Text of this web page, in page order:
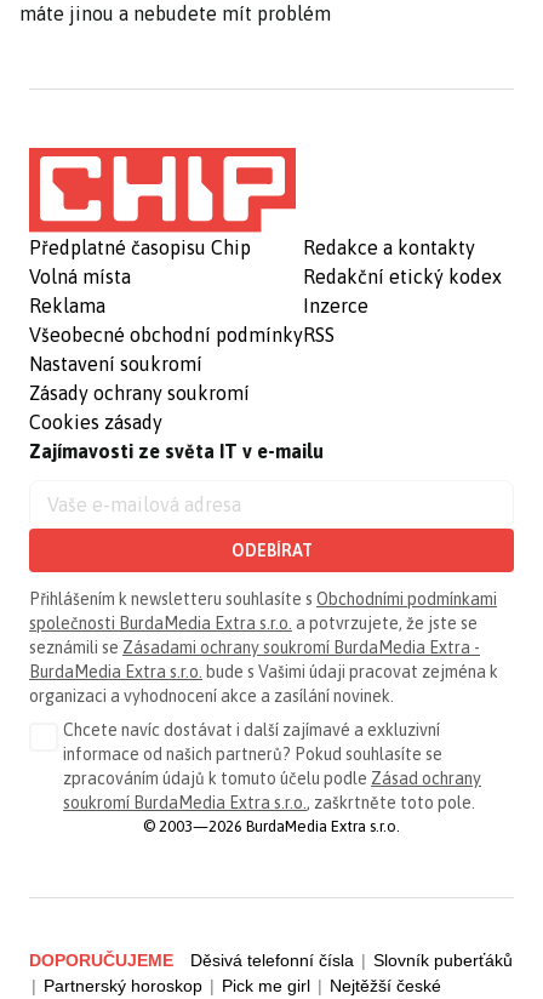
máte jinou a nebudete mít problém
Předplatné časopisu Chip
Volná místa
Reklama
Všeobecné obchodní podmínky
Nastavení soukromí
Zásady ochrany soukromí
Cookies zásady
Redakce a kontakty
Redakční etický kodex
Inzerce
RSS
Zajímavosti ze světa IT v e-mailu
ODEBÍRAT
Přihlášením k newsletteru souhlasíte s Obchodními podmínkami
společnosti BurdaMedia Extra s.r.o. a potvrzujete, že jste se
seznámili se Zásadami ochrany soukromí BurdaMedia Extra -
BurdaMedia Extra s.r.o. bude s Vašimi údaji pracovat zejména k
organizaci a vyhodnocení akce a zasílání novinek.
Chcete navíc dostávat i další zajímavé a exkluzivní
informace od našich partnerů? Pokud souhlasíte se
zpracováním údajů k tomuto účelu podle Zásad ochrany
soukromí BurdaMedia Extra s.r.o. , zaškrtněte toto pole.
© 2003—2026 BurdaMedia Extra s.r.o.
DOPORUČUJEME Děsivá telefonní čísla | Slovník puberťáků
| Partnerský horoskop | Pick me girl | Nejtěžší české